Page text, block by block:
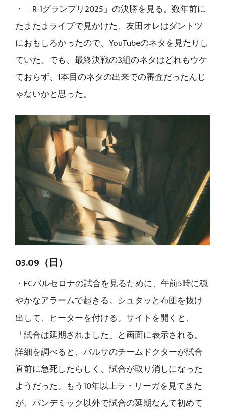
・「R-1グランプリ2025」の決勝を見る。数年前に
たまたまライブで見かけた、友田オレはダントツ
におもしろかったので、YouTubeのネタを見たりし
ていた。でも、最終決戦の3組のネタはどれもウケ
ておらず、1本目のネタの出来での審査だったんじ
ゃないかと思った。
03.09（日）
・FCバルセロナの試合を見るために、午前5時に穏
やかなアラームで起きる。シュタッと布団を抜け
出して、ヒーターを付ける。サイトを開くと、
「試合は延期されました」と画面に表示される。
詳細を調べると、バルサのチームドクターが試合
直前に急死したらしく、試合が取り消しになった
ようだった。もう10年以上ラ・リーガを見てきた
が、パンデミック以外で試合の延期なんて初めて